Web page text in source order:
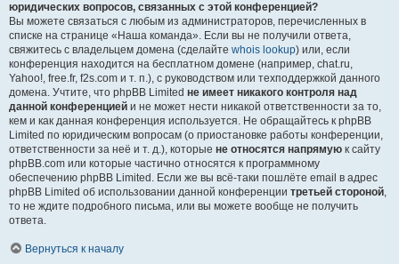
юридических вопросов, связанных с этой конференцией?
Вы можете связаться с любым из администраторов, перечисленных в
списке на странице «Наша команда». Если вы не получили ответа,
свяжитесь с владельцем домена (сделайте whois lookup) или, если
конференция находится на бесплатном домене (например, chat.ru,
Yahoo!, free.fr, f2s.com и т. п.), с руководством или техподдержкой данного
домена. Учтите, что phpBB Limited не имеет никакого контроля над
данной конференцией и не может нести никакой ответственности за то,
кем и как данная конференция используется. Не обращайтесь к phpBB
Limited по юридическим вопросам (о приостановке работы конференции,
ответственности за неё и т. д.), которые не относятся напрямую к сайту
phpBB.com или которые частично относятся к программному
обеспечению phpBB Limited. Если же вы всё-таки пошлёте email в адрес
phpBB Limited об использовании данной конференции третьей стороной,
то не ждите подробного письма, или вы можете вообще не получить
ответа.
Вернуться к началу